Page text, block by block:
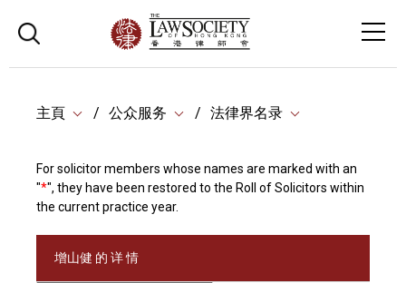
主頁 公众服务 法律界名录
For solicitor members whose names are marked with an
"*", they have been restored to the Roll of Solicitors within
the current practice year.
增山健 的 详 情